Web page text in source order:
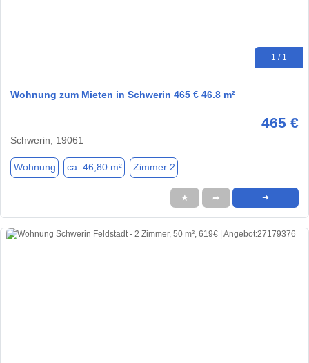
1 / 1
Wohnung zum Mieten in Schwerin 465 € 46.8 m²
465 €
Schwerin, 19061
Wohnung ca. 46,80 m² Zimmer 2
★ ➦ ➜